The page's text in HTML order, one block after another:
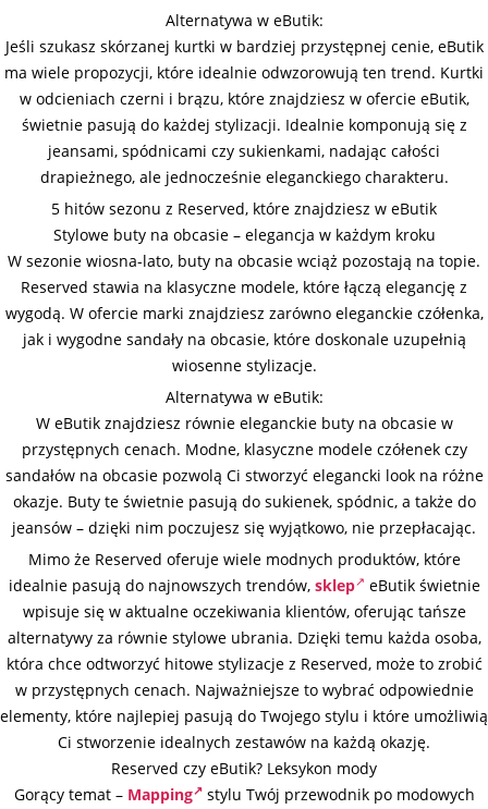
Alternatywa w eButik:
Jeśli szukasz skórzanej kurtki w bardziej przystępnej cenie, eButik
ma wiele propozycji, które idealnie odwzorowują ten trend. Kurtki
w odcieniach czerni i brązu, które znajdziesz w ofercie eButik,
świetnie pasują do każdej stylizacji. Idealnie komponują się z
jeansami, spódnicami czy sukienkami, nadając całości
drapieżnego, ale jednocześnie eleganckiego charakteru.
5 hitów sezonu z Reserved, które znajdziesz w eButik
Stylowe buty na obcasie – elegancja w każdym kroku
W sezonie wiosna-lato, buty na obcasie wciąż pozostają na topie.
Reserved stawia na klasyczne modele, które łączą elegancję z
wygodą. W ofercie marki znajdziesz zarówno eleganckie czółenka,
jak i wygodne sandały na obcasie, które doskonale uzupełnią
wiosenne stylizacje.
Alternatywa w eButik:
W eButik znajdziesz równie eleganckie buty na obcasie w
przystępnych cenach. Modne, klasyczne modele czółenek czy
sandałów na obcasie pozwolą Ci stworzyć elegancki look na różne
okazje. Buty te świetnie pasują do sukienek, spódnic, a także do
jeansów – dzięki nim poczujesz się wyjątkowo, nie przepłacając.
Mimo że Reserved oferuje wiele modnych produktów, które
idealnie pasują do najnowszych trendów, sklep
eButik świetnie
wpisuje się w aktualne oczekiwania klientów, oferując tańsze
alternatywy za równie stylowe ubrania. Dzięki temu każda osoba,
która chce odtworzyć hitowe stylizacje z Reserved, może to zrobić
w przystępnych cenach. Najważniejsze to wybrać odpowiednie
elementy, które najlepiej pasują do Twojego stylu i które umożliwią
Ci stworzenie idealnych zestawów na każdą okazję.
Reserved czy eButik? Leksykon mody
Gorący temat – Mapping stylu Twój przewodnik po modowych